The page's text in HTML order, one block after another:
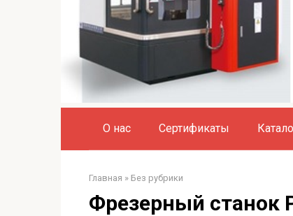
О нас Сертификаты
Главная » Без рубрики
Фрезерный станок